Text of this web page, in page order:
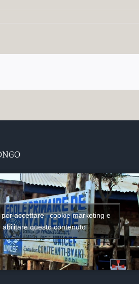
per accettare i cookie marketing e
abilitare questo contenuto